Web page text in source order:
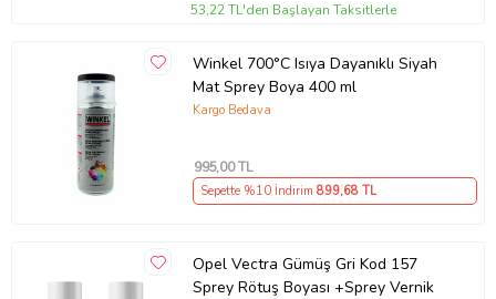
53,22 TL'den Başlayan Taksitlerle
Winkel 700°C Isıya Dayanıklı Siyah
Mat Sprey Boya 400 ml
Kargo Bedava
995,00 TL
Sepette %10 İndirim 899,68 TL
Opel Vectra Gümüş Gri Kod 157
Sprey Rötuş Boyası +Sprey Vernik